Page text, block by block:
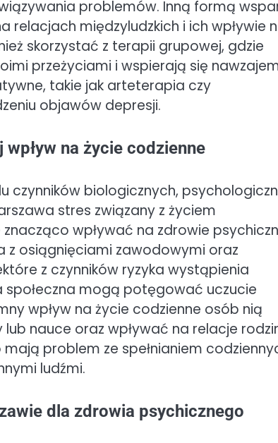
problemów. Inną formą
międzyludzkich i ich wpływie
skorzystać z terapii grupowej, gdzie
przeżyciami i wspierają się
takie jak arteterapia czy
objawów depresji.
na życie codzienne
czynników biologicznych,
stres związany z życiem
wpływać na zdrowie
z osiągnięciami zawodowymi oraz
z czynników ryzyka wystąpienia
mogą potęgować uczucie
wpływ na życie codzienne osób nią
nauce oraz wpływać na relacje
problem ze spełnianiem
ludźmi.
dla zdrowia psychicznego